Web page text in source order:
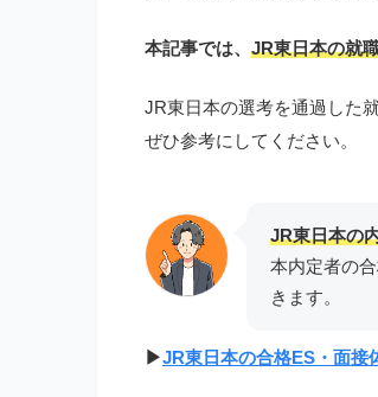
本記事では、 JR東日本の就
JR東日本の選考を通過した
ぜひ参考にしてください。
JR東日本の
本内定者の
きます。
▶︎JR東日本の合格ES・面接